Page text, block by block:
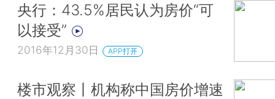
央行：43.5%居民认为房价“可
以接受”
2016年12月30日 APP打开
楼市观察丨机构称中国房价增速